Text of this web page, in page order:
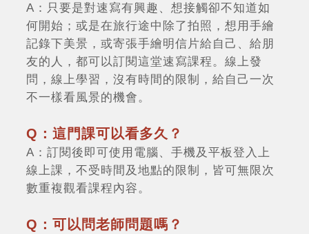
A：只要是對速寫有興趣、想接觸卻不知道如
何開始；或是在旅行途中除了拍照，想用手繪
記錄下美景，或寄張手繪明信片給自己、給朋
友的人，都可以訂閱這堂速寫課程。線上發
問，線上學習，沒有時間的限制，給自己一次
不一樣看風景的機會。
Q：這門課可以看多久？
A：訂閱後即可使用電腦、手機及平板登入上
線上課，不受時間及地點的限制，皆可無限次
數重複觀看課程內容。
Q：可以問老師問題嗎？